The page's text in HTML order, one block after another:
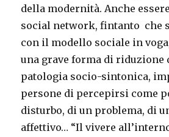
della modernità. Anche
social network, fintanto che
con il modello sociale in
una grave forma di riduzione
patologia socio-sintonica,
persone di percepirsi come
disturbo, di un problema, di
affettivo… “Il vivere